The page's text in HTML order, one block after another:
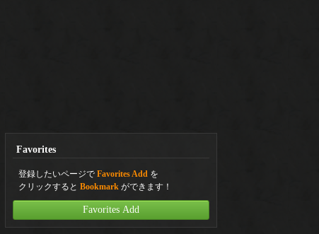
Favorites
登録したいページで Favorites Add を
クリックすると Bookmark ができます！
Favorites Add